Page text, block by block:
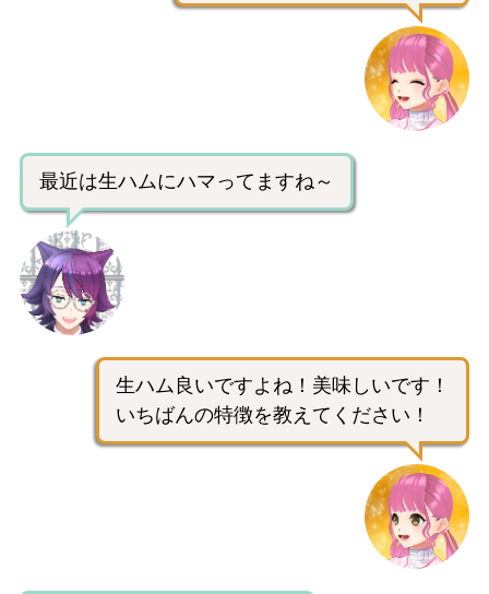
最近は生ハムにハマってますね～
生ハム良いですよね！美味しいです！
いちばんの特徴を教えてください！